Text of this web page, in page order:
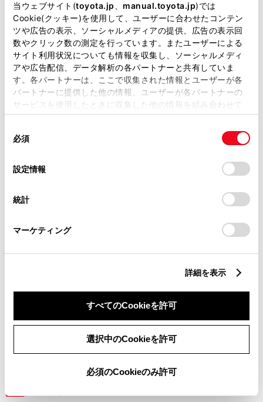
当ウェブサイト(toyota.jp manual.toyota.jp)では
Cookie(クッキー)を使用して、ユーザーに合わせたコンテン
ツや広告の表示、ソーシャルメディアの提供、広告の表示回
数やクリック数の測定を行っています。またユーザーによる
サイト利用状況についても情報を収集し、ソーシャルメディ
アや広告配信、データ解析の各パートナーと共有していま
す。各パートナーは、ここで収集された情報とユーザーが各
パートナーに提供した他の情報、ユーザーが各パートナーの
サービスを使用したときに収集した他の情報を組み合わせて
使用することがあります。当ウェブサイトの使用を続行する
デバイスにすべてのCookie(クッキー)が保存されることに同
意したことになります。Cookie(クッキー)のオプトアウト、
設定の変更、同意を撤回したりするにあたっては、当社の
「Cookie（クッキー）情報の取り扱いについて
」をご覧くだ
必須
設定情報
統計
マーケティング
詳細を表示
すべてのCookieを許可
選択中のCookieを許可
必須のCookieのみ許可
必須 市区町村名
必須 丁目番地
任意 建物名